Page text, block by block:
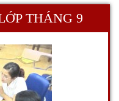
THÁNG 9